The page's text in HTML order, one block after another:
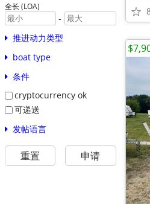
全长 (LOA)
-
推进动力类型
boat type
条件
cryptocurrency ok
可递送
发帖语言
重置 申请